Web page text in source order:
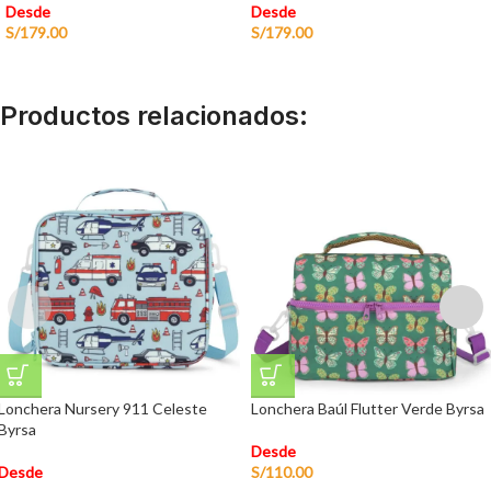
Desde
S/179.00
Desde
S/179.00
Productos relacionados:
Nursery 911 Celeste
Lonchera Baúl Flutter Verde Byrsa
Desde
S/110.00